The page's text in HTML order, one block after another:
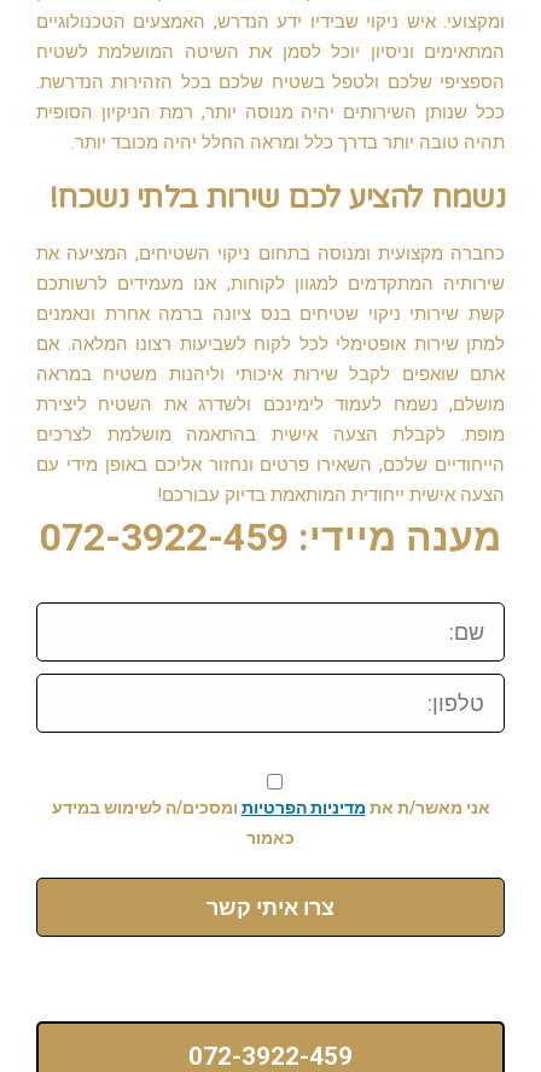
ומקצועי. איש ניקוי שבידיו ידע הנדרש, האמצעים הטכנולוגיים
המתאימים וניסיון יוכל לסמן את השיטה המושלמת לשטיח
הספציפי שלכם ולטפל בשטיח שלכם בכל הזהירות הנדרשת.
ככל שנותן השירותים יהיה מנוסה יותר, רמת הניקיון הסופית
תהיה טובה יותר בדרך כלל ומראה החלל יהיה מכובד יותר.
נשמח להציע לכם שירות בלתי נשכח!
כחברה מקצועית ומנוסה בתחום ניקוי השטיחים, המציעה את
שירותיה המתקדמים למגוון לקוחות, אנו מעמידים לרשותכם
קשת שירותי ניקוי שטיחים בנס ציונה ברמה אחרת ונאמנים
למתן שירות אופטימלי לכל לקוח לשביעות רצונו המלאה. אם
אתם שואפים לקבל שירות איכותי וליהנות משטיח במראה
מושלם, נשמח לעמוד לימינכם ולשדרג את השטיח ליצירת
מופת. לקבלת הצעה אישית בהתאמה מושלמת לצרכים
הייחודיים שלכם, השאירו פרטים ונחזור אליכם באופן מידי עם
הצעה אישית ייחודית המותאמת בדיוק עבורכם!
מענה מיידי: 072-3922-459
שם:
טלפון:
אני מאשר/ת את מדיניות הפרטיות ומסכים/ה לשימוש במידע
כאמור
צרו איתי קשר
072-3922-459